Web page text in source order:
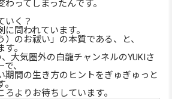
ってしまったんです。
いく？
問われています。
のお祓い」の本質である、と、
。
大気圏外の白龍チャンネルのYUKIさ
、
期間の生き方のヒントをぎゅぎゅっと
よりお待ちしています。